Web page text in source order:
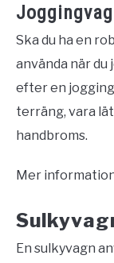
Ska du ha en
använda när
efter en
terräng, vara
handbroms.
Mer
En sulkyvagn